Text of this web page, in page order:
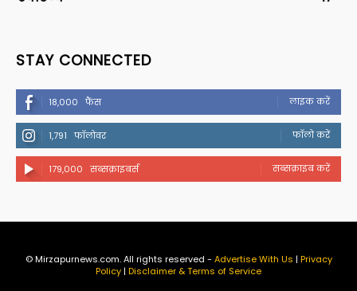
STAY CONNECTED
18,000 फैंस लाइक करें
1,791 फॉलोवर फॉलो करें
179,000 सब्सक्राइबर्स सब्सक्राइब करें
© Mirzapurnews.com. All rights reserved - Advertise With Us | Privacy
Policy| Disclaimer & Terms of Service